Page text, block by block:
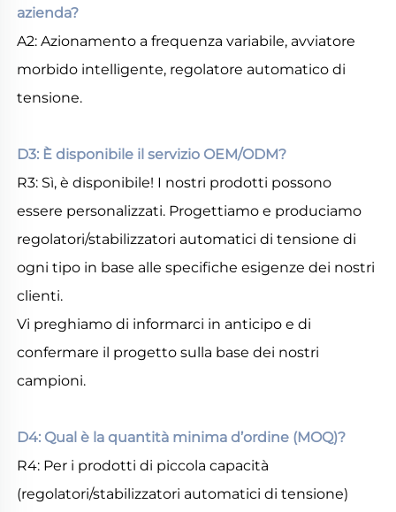
azienda?
A2: Azionamento a frequenza variabile, avviatore
morbido intelligente, regolatore automatico di
tensione.
D3: È disponibile il servizio OEM/ODM?
R3: Sì, è disponibile! I nostri prodotti possono
essere personalizzati. Progettiamo e produciamo
regolatori/stabilizzatori automatici di tensione di
ogni tipo in base alle specifiche esigenze dei nostri
clienti.
Vi preghiamo di informarci in anticipo e di
confermare il progetto sulla base dei nostri
campioni.
D4: Qual è la quantità minima d’ordine (MOQ)?
R4: Per i prodotti di piccola capacità
(regolatori/stabilizzatori automatici di tensione)